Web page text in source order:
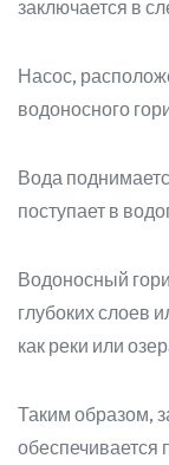
заключается в
Насос,
водоносного
Вода
поступает в
Водоносный
глубоких слоев
как реки или
Таким образом,
обеспечивается